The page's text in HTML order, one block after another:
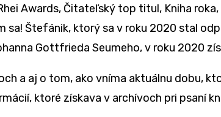
Awards, Čitateľský top titul, Kniha
Štefánik, ktorý sa v roku 2020 stal
Gottfrieda Seumeho, v roku 2020
a aj o tom, ako vníma aktuálnu dobu,
ktoré získava v archívoch pri psaní